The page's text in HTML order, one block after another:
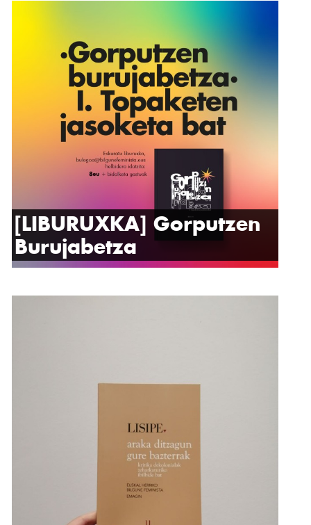
[LIBURUXKA] Gorputzen
Burujabetza